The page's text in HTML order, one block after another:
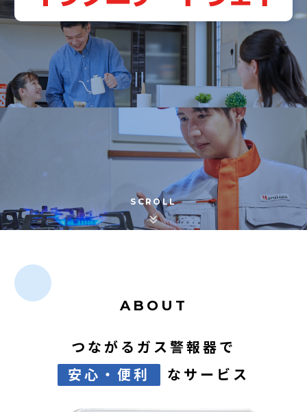
SCROLL
ABOUT
つながるガス警報器で
安心・便利
なサービス